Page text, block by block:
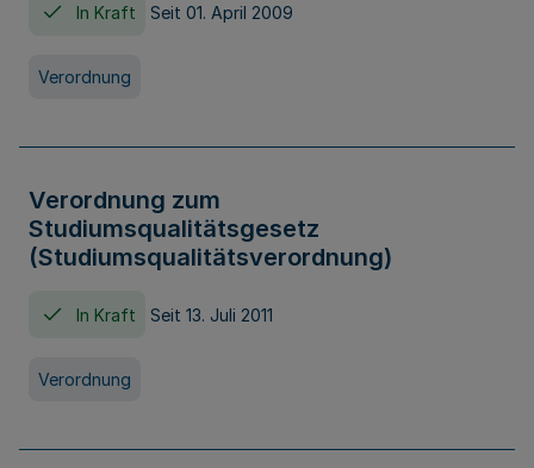
In Kraft Seit 01. April 2009
Verordnung
Verordnung zum
Studiumsqualitätsgesetz
(Studiumsqualitätsverordnung)
In Kraft Seit 13. Juli 2011
Verordnung